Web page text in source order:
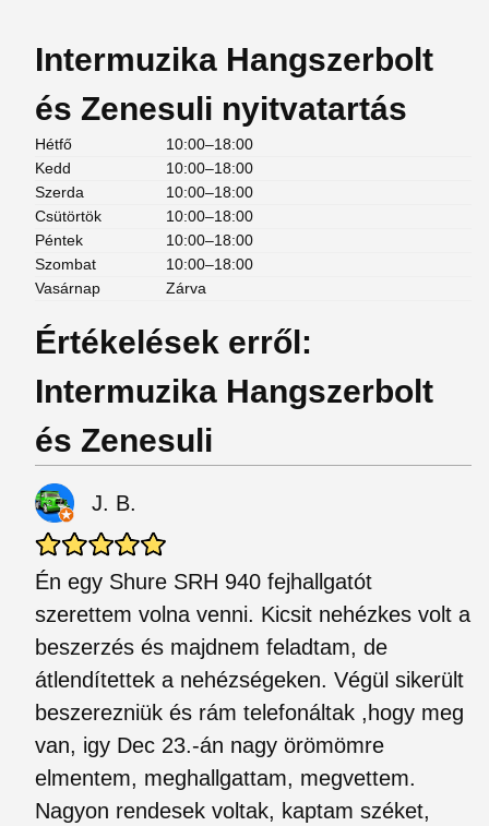
Intermuzika Hangszerbolt
és Zenesuli nyitvatartás
Hétfő
10:00–18:00
Kedd
10:00–18:00
Szerda
10:00–18:00
Csütörtök
10:00–18:00
Péntek
10:00–18:00
Szombat
10:00–18:00
Vasárnap
Zárva
Értékelések erről:
Intermuzika Hangszerbolt
és Zenesuli
J. B.
Én egy Shure SRH 940 fejhallgatót
szerettem volna venni. Kicsit nehézkes volt a
beszerzés és majdnem feladtam, de
átlendítettek a nehézségeken. Végül sikerült
beszerezniük és rám telefonáltak ,hogy meg
van, igy Dec 23.-án nagy örömömre
elmentem, meghallgattam, megvettem.
Nagyon rendesek voltak, kaptam széket,